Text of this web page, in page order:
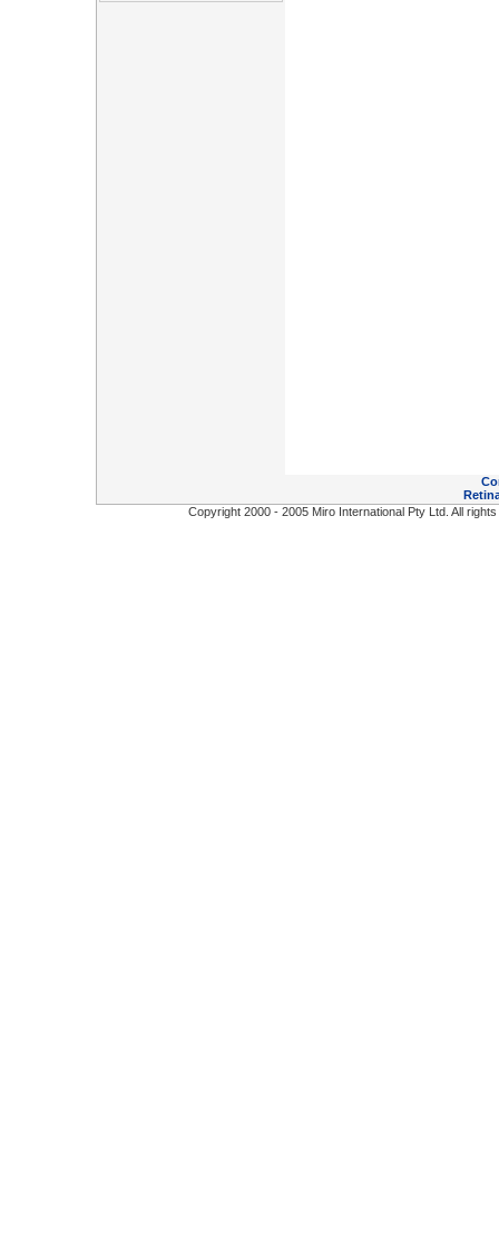
Copyright 2000 - 2005 Miro International Pty Ltd. All